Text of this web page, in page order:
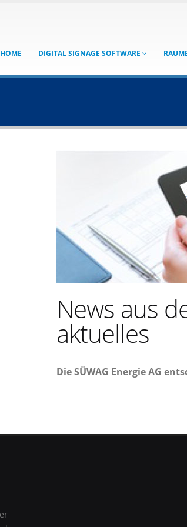
HOME DIGITAL SIGNAGE SOFTWARE
News aus
aktuelles
Die SÜWAG Energie AG